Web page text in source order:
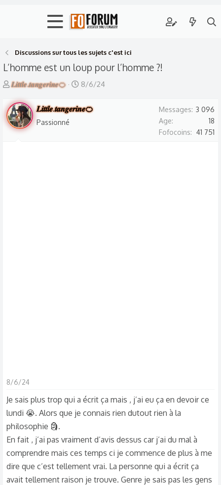
Discussions sur tous les sujets c'est ici
L’homme est un loup pour l’homme ?!
A
t
e
u
𝑳𝒊𝒕𝒕𝒍𝒆.𝒕𝒂𝒏𝒈𝒆𝒓𝒊𝒏𝒆🍊
D
t
8/6/24
𝑳𝒊𝒕𝒕𝒍𝒆.𝒕𝒂𝒏𝒈𝒆𝒓𝒊𝒏𝒆🍊
Passionné
Messages 3 096
Age
18
Fofocoins
41 751
8/6/24
Je sais plus trop qui a écrit ça mais , j’ai eu ça en devoir ce
lundi 😭. Alors que je connais rien dutout rien à la
philosophie 🗿.
En fait , j’ai pas vraiment d’avis dessus car j’ai du mal à
comprendre mais ces temps ci je commence de plus à me
dire que c’est tellement vrai. La personne qui a écrit ça
avait tellement raison je trouve. Genre je sais pas les gens